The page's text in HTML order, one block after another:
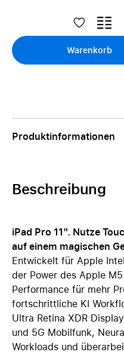
Warenkorb
Produktinformationen
Beschreibung
iPad Pro 11". Nutze
auf einem magischen
Entwickelt für Apple
der Power des Apple
Performance für mehr
fortschrittliche KI
Ultra Retina XDR
und 5G Mobilfunk,
Workloads und